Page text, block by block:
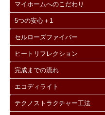
マイホームへのこだわり
5つの安心＋1
セルローズファイバー
ヒートリフレクション
完成までの流れ
エコディライト
テクノストラクチャー工法